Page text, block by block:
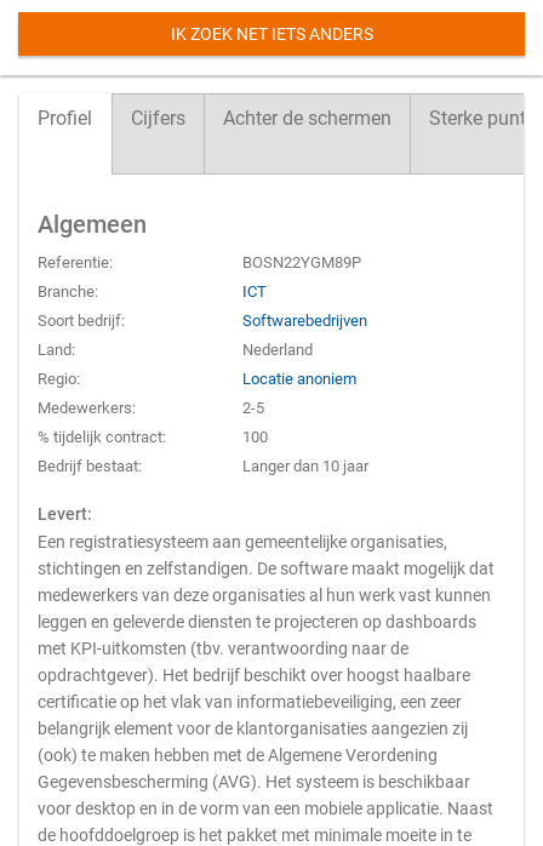
IK ZOEK NET IETS ANDERS
Profiel Cijfers Achter de schermen Sterke
Algemeen
Referentie:
BOSN22YGM89P
Branche:
ICT
Soort bedrijf:
Softwarebedrijven
Land:
Nederland
Regio:
Locatie anoniem
Medewerkers:
2-5
% tijdelijk contract:
100
Bedrijf bestaat:
Langer dan 10 jaar
Levert:
Een registratiesysteem aan gemeentelijke organisaties,
stichtingen en zelfstandigen. De software maakt mogelijk dat
medewerkers van deze organisaties al hun werk vast kunnen
leggen en geleverde diensten te projecteren op dashboards
met KPI-uitkomsten (tbv. verantwoording naar de
opdrachtgever). Het bedrijf beschikt over hoogst haalbare
certificatie op het vlak van informatiebeveiliging, een zeer
belangrijk element voor de klantorganisaties aangezien zij
(ook) te maken hebben met de Algemene Verordening
Gegevensbescherming (AVG). Het systeem is beschikbaar
voor desktop en in de vorm van een mobiele applicatie. Naast
de hoofddoelgroep is het pakket met minimale moeite in te